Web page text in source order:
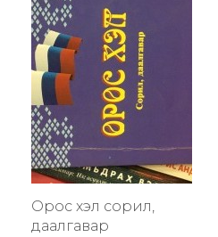
Орос хэл сорил,
даалгавар